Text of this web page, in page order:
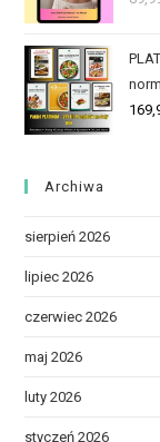
Archiwa
sierpień 2026
lipiec 2026
czerwiec 2026
maj 2026
luty 2026
styczeń 2026